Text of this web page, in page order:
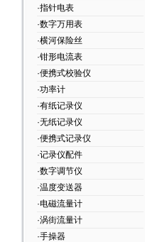
·指针电表
·数字万用表
·横河保险丝
·钳形电流表
·便携式校验仪
·功率计
·有纸记录仪
·无纸记录仪
·便携式记录仪
·记录仪配件
·数字调节仪
·温度变送器
·电磁流量计
·涡街流量计
·手操器